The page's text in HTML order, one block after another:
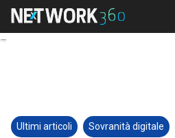
Ultimi articoli Sovranità digitale